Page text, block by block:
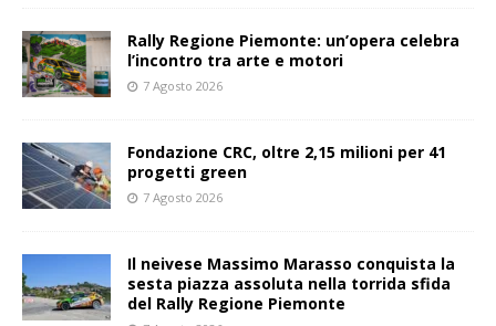
Rally Regione Piemonte: un’opera celebra
l’incontro tra arte e motori
7 Agosto 2026
Fondazione CRC, oltre 2,15 milioni per 41
progetti green
7 Agosto 2026
Il neivese Massimo Marasso conquista la
sesta piazza assoluta nella torrida sfida
del Rally Regione Piemonte